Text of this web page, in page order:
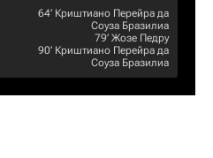
64‎’‎ Криштиано Перейра да
Соуза Бразилиа
79‎’‎ Жозе Педру
90‎’‎ Криштиано Перейра да
Соуза Бразилиа